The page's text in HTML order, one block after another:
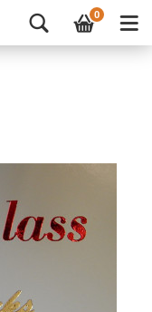
0